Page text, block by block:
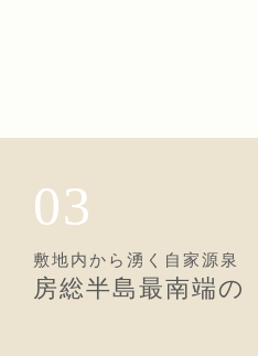
03
敷地内から湧く自家源泉
房総半島最南端の